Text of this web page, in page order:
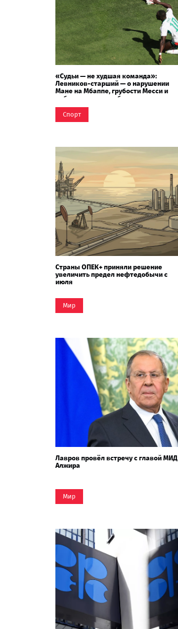
«Судьи — не худшая команда»:
Левников-старший — о нарушении
Мане на Мбаппе, грубости Месси и
работе женщин-арбитров
Спорт
Страны ОПЕК+ приняли решение
увеличить предел нефтедобычи с
июля
Мир
Лавров провёл встречу с главой МИД
Алжира
Мир